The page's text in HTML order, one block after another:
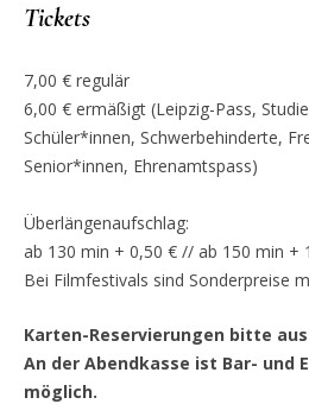
Tickets
7,00 € regulär
6,00 € ermäßigt (Leipzig-Pass,
Schüler*innen, Schwerbehinderte,
Senior*innen, Ehrenamtspass)
Überlängenaufschlag:
ab 130 min + 0,50 € // ab 150 min +
Bei Filmfestivals sind Sonderpreise
Karten-Reservierungen bitte
An der Abendkasse ist Bar- und
möglich.